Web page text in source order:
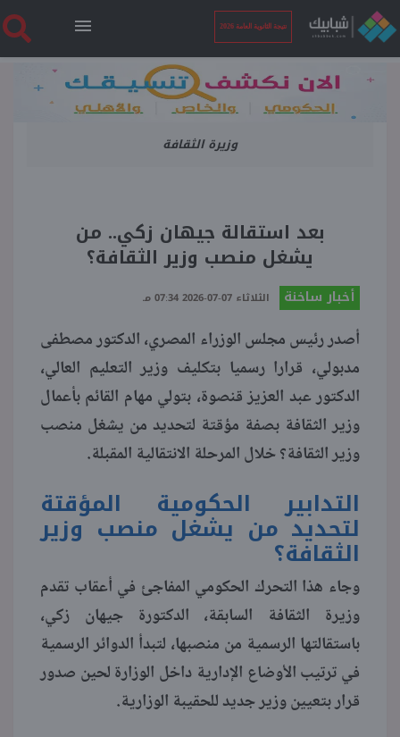
نتيجة الثانوية العامة 2026
الرئيسية
نتيجة الثانوية العامة 2026
فنجان قهوة
ملفات
وزيرة الثقافة
بعد استقالة جيهان زكي.. من
يشغل منصب وزير الثقافة؟
أخبار ساخنة الثلاثاء 07-07-2026 07:34 مـ
أصدر رئيس مجلس الوزراء المصري، الدكتور مصطفى
مدبولي، قرارا رسميا بتكليف وزير التعليم العالي،
الدكتور عبد العزيز قنصوة، بتولي مهام القائم بأعمال
وزير الثقافة بصفة مؤقتة لتحديد من يشغل منصب
وزير الثقافة؟ خلال المرحلة الانتقالية المقبلة.
التدابير الحكومية المؤقتة
لتحديد من يشغل منصب وزير
الثقافة؟
وجاء هذا التحرك الحكومي المفاجئ في أعقاب تقدم
وزيرة الثقافة السابقة، الدكتورة جيهان زكي،
باستقالتها الرسمية من منصبها، لتبدأ الدوائر الرسمية
في ترتيب الأوضاع الإدارية داخل الوزارة لحين صدور
قرار بتعيين وزير جديد للحقيبة الوزارية.